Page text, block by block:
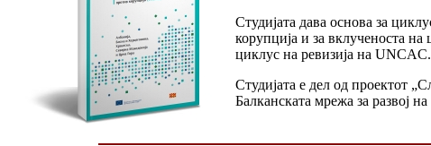
Студијата дава основа за
корупција и за вклученоста
циклус на ревизија на
Студијата е дел од проектот
Балканската мрежа за развој